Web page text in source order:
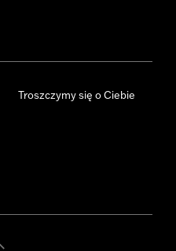
Troszczymy się o Ciebie